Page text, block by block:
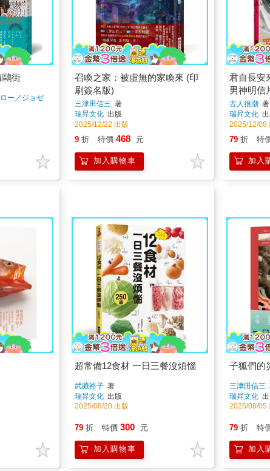
鷗街
ー／ジョゼ
／GAS 東
モネ／忘却
召喚之家：被虛無的家喚來 (印
刷簽名版)
三津田信三 著
瑞昇文化 出版
2025/12/22 出版
9 折 特價 468 元
加入購物車
君自長安
男神明信
古人很潮 著
瑞昇文化
2025/12/08
79 折 特
加入
超常備12食材 一日三餐沒煩惱
武藏裕子著
瑞昇文化 出版
2025/08/20 出版
79 折 特價 300 元
加入購物車
子狐們的
三津田信三
瑞昇文化
2025/08/05
79 折 特
加入